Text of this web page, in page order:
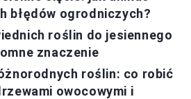
błędów ogrodniczych?
roślin do jesiennego
znaczenie
roślin: co robić
owocowymi i